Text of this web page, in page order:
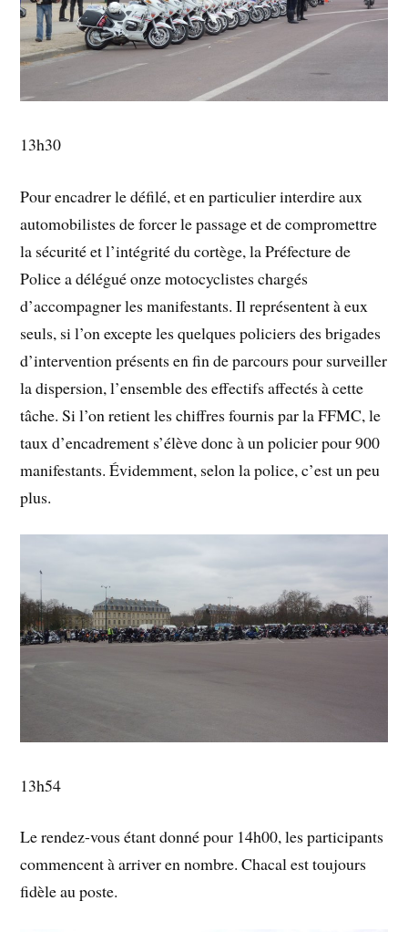
13h30
Pour encadrer le défilé, et en particulier interdire aux
automobilistes de forcer le passage et de compromettre
la sécurité et l’intégrité du cortège, la Préfecture de
Police a délégué onze motocyclistes chargés
d’accompagner les manifestants. Il représentent à eux
seuls, si l’on excepte les quelques policiers des brigades
d’intervention présents en fin de parcours pour surveiller
la dispersion, l’ensemble des effectifs affectés à cette
tâche. Si l’on retient les chiffres fournis par la FFMC, le
taux d’encadrement s’élève donc à un policier pour 900
manifestants. Évidemment, selon la police, c’est un peu
plus.
13h54
Le rendez-vous étant donné pour 14h00, les participants
commencent à arriver en nombre. Chacal est toujours
fidèle au poste.